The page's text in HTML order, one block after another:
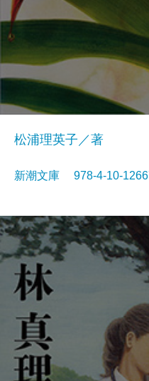
松浦理英子／著
新潮文庫 978-4-10-